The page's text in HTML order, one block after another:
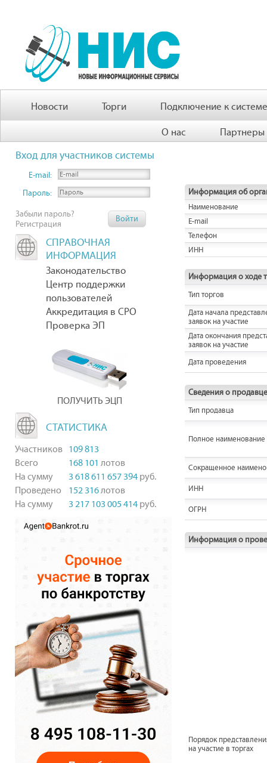
Новости Торги Подключение к системе
О нас Партнеры
Вход для участников системы
E-mail:
Пароль:
Забыли пароль?
Регистрация
СПРАВОЧНАЯ
ИНФОРМАЦИЯ
Законодательство
Центр поддержки
пользователей
Аккредитация в СРО
Проверка ЭП
ПОЛУЧИТЬ ЭЦП
СТАТИСТИКА
Участников 109 813
Всего
168 101 лотов
На сумму
3 618 611 657 394 руб.
Проведено
152 316лотов
На сумму
3 217 103 005 414 руб.
Информация об
Наименование
E-mail
Телефон
ИНН
Информация о ходе
Тип торгов
Дата начала
заявок на участие
Дата окончания
заявок на участие
Дата проведения
Сведения о продавце
Тип продавца
Полное наименование
Сокращенное
ИНН
ОГРН
Информация о
Порядок
на участие в торгах